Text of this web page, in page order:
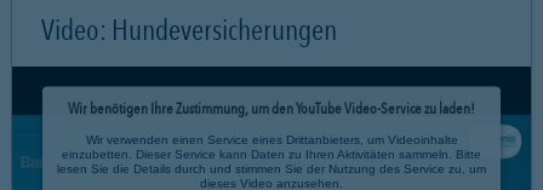
Video: Hundeversicherungen
Wir benötigen Ihre Zustimmung, um den YouTube Video-Service zu laden!
Wir verwenden einen Service eines Drittanbieters, um Videoinhalte
einzubetten. Dieser Service kann Daten zu Ihren Aktivitäten sammeln. Bitte
lesen Sie die Details durch und stimmen Sie der Nutzung des Service zu, um
dieses Video anzusehen.